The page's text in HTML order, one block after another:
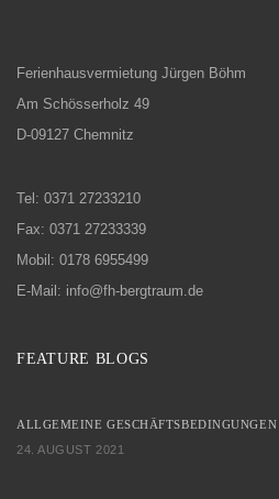
Ferienhausvermietung Jürgen Böhm
Am Schösserholz 49
D-09127 Chemnitz
Tel: 0371 27233210
Fax: 0371 27233339
Mobil: 0178 6955499
E-Mail: info@fh-bergtraum.de
FEATURE BLOGS
ALLGEMEINE
24. AUGUST 2021